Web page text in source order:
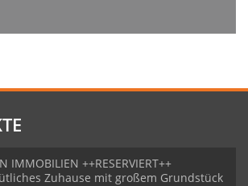
IMMOBILIEN ++RESERVIERT++
Zuhause mit großem Grundstück